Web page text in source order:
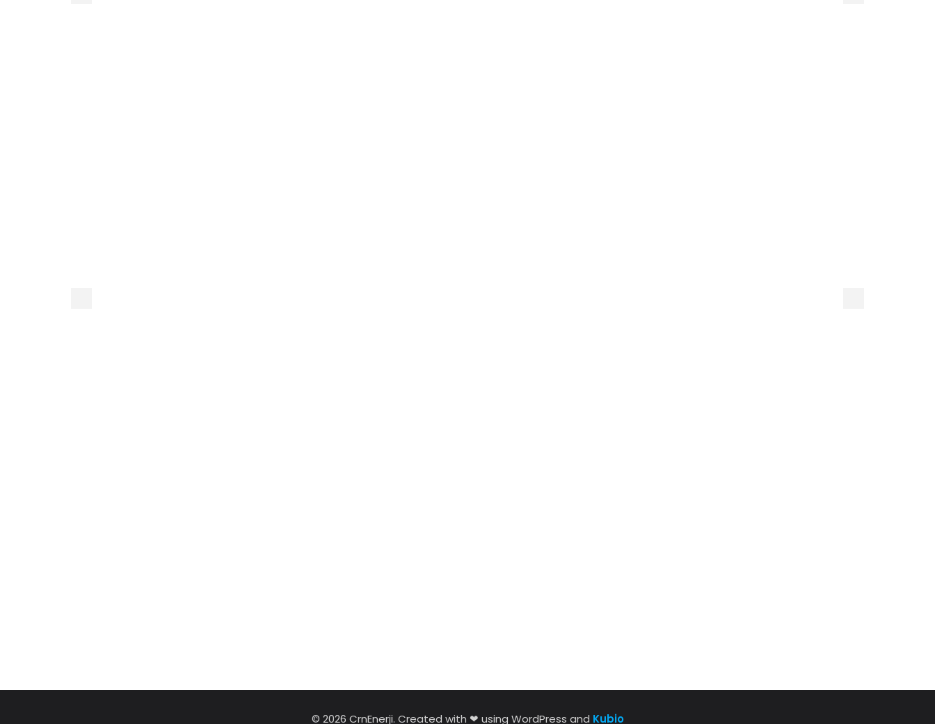
© 2026 CrnEnerji. Created with ❤ using WordPress and Kubio